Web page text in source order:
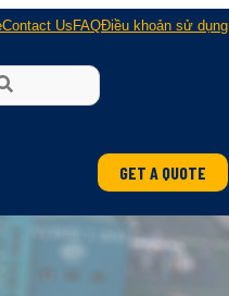
Contact Us FAQĐiều khoản sử dụng
GET A QUOTE